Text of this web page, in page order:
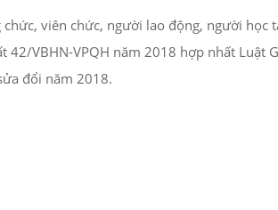
viên chức, người lao động, người học
VBHN-VPQH năm 2018 hợp nhất Luật
đổi năm 2018.